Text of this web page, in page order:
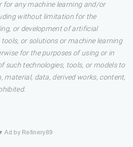
for any machine learning and/or
without limitation for the
or development of artificial
or solutions or machine learning
for the purposes of using or in
such technologies, tools, or models to
material, data, derived works, content,
Ad by Refinery89